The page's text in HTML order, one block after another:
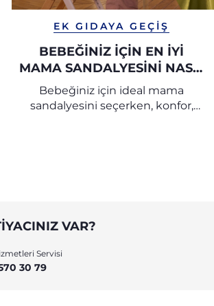
EK GIDAYA GEÇIŞ
BEBEĞINIZ İÇIN EN İYI
MAMA SANDALYESINI NASIL
SEÇERSINIZ? | CHICCO
Bebeğiniz için ideal mama
sandalyesini seçerken, konfor,
VAR?
Servisi
30 79